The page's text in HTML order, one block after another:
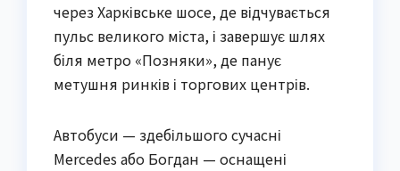
через Харківське шосе, де відчувається
пульс великого міста, і завершує шлях
біля метро «Позняки», де панує
метушня ринків і торгових центрів.
Автобуси — здебільшого сучасні
Mercedes або Богдан — оснащені